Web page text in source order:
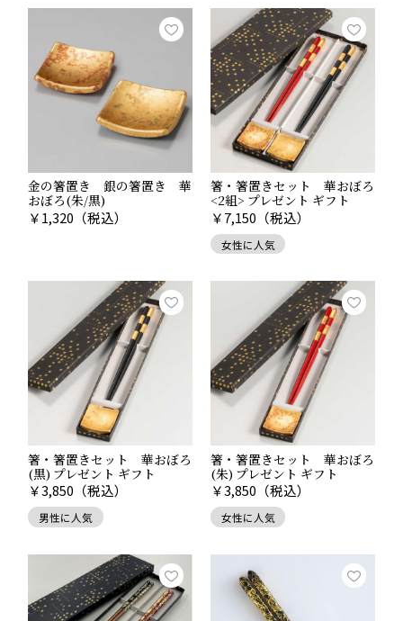
金の箸置き 銀の箸置き 華
おぼろ(朱/黒)
￥1,320 （税込）
箸・箸置きセット 華おぼろ
<2組> プレゼント ギフト
￥7,150 （税込）
女性に人気
箸・箸置きセット 華おぼろ
(黒) プレゼント ギフト
￥3,850 （税込）
男性に人気
箸・箸置きセット 華おぼろ
(朱) プレゼント ギフト
￥3,850 （税込）
女性に人気